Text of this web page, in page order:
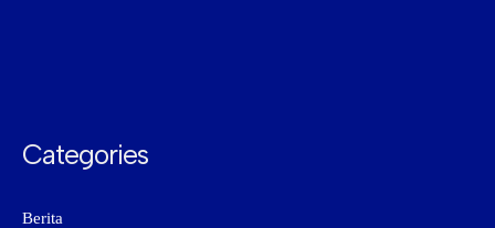
Categories
Berita